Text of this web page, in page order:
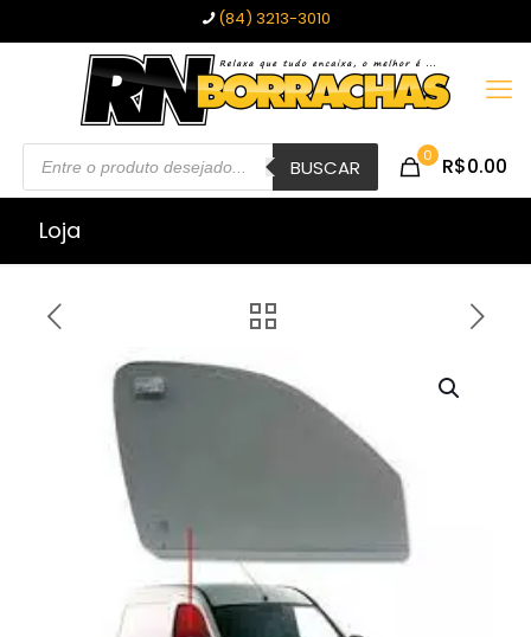
(84) 3213-3010
Pesquisar
produtos BUSCAR 0 R$0.00
Loja